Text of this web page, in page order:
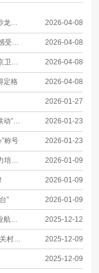
嘉年华 | AI赋能文化艺术的跨界实践与未来探索沙龙圆满举办 2026-04-08
嘉年华 | 25国青年走进酒馆畅聊AI与未来工作，感受前沿科技成果 2026-04-08
嘉年华 | 打造世界领先的商业航天产业集群，北京卫星小镇创新发展大会成功举办 2026-04-08
定格 2026-04-08
2026-01-27
中关村壹号联合北航多院系开展“科技赋能·校企联动”专项活动 2026-01-23
称号 2026-01-23
壹荣誉 | 中关村壹号再摘金梧桐奖！以新质生产力培育领跑产业园区发展 2026-01-09
2026-01-09
” 2026-01-09
2025-12-12
边界汇·活动 | 太空数据中心建设工作推进会在中关村壹号成功举办 2025-12-09
2025-12-09